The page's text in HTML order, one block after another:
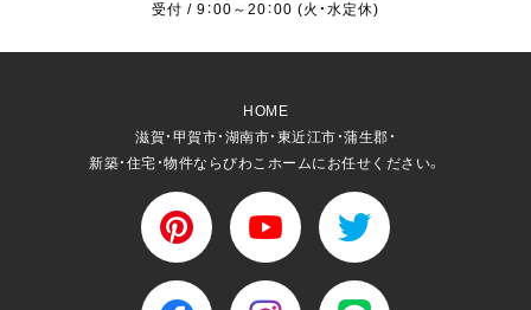
受付 / 9：00～20：00 (火・水定休)
HOME
滋賀・甲賀市・湖南市・東近江市・蒲生郡・
新築・住宅・物件ならびわこホームにお任せください。